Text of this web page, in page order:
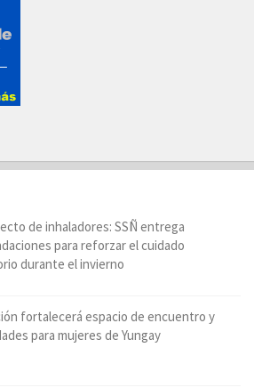
de inhaladores: SSÑ entrega
para reforzar el cuidado
durante el invierno
fortalecerá espacio de encuentro y
para mujeres de Yungay